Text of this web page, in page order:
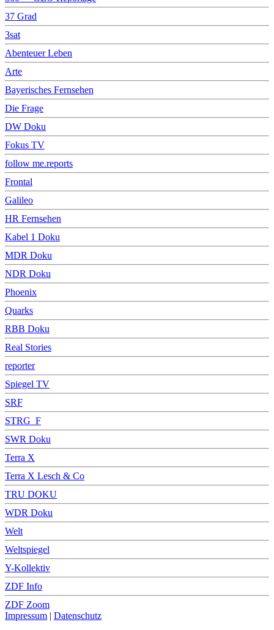
37 Grad
3sat
Abenteuer Leben
Arte
Bayerisches Fernsehen
Die Frage
DW Doku
Fokus TV
follow me.reports
Frontal
Galileo
HR Fernsehen
Kabel 1 Doku
MDR Doku
NDR Doku
Phoenix
Quarks
RBB Doku
Real Stories
reporter
Spiegel TV
SRF
STRG_F
SWR Doku
Terra X
Terra X Lesch & Co
TRU DOKU
WDR Doku
Welt
Weltspiegel
Y-Kollektiv
ZDF Info
ZDF Zoom
Impressum | Datenschutz